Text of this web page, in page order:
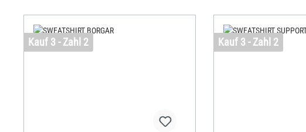
Kauf 3 - Zahl 2 Kauf 3 - Zahl 2